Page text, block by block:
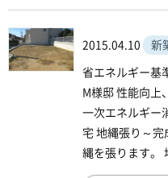
2015.04.10 新
省エネルギー基
M様邸 性能向上
一次エネルギー
宅 地縄張り～完
縄を張ります。